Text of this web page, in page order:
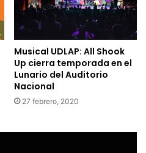
Musical UDLAP: All Shook
Up cierra temporada en el
Lunario del Auditorio
Nacional
27 febrero, 2020